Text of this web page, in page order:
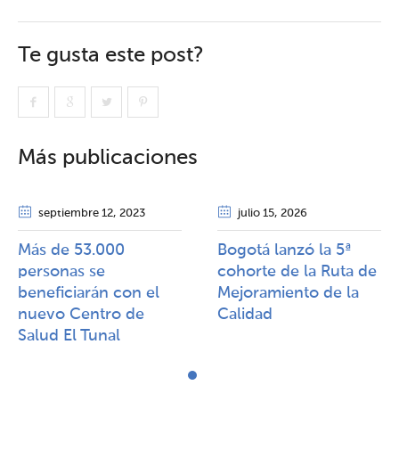
Te gusta este post?
Más publicaciones
septiembre 12, 2023
Más de 53.000
personas se
beneficiarán con el
nuevo Centro de
Salud El Tunal
julio 15, 2026
Bogotá lanzó la 5ª
cohorte de la Ruta de
Mejoramiento de la
Calidad​​